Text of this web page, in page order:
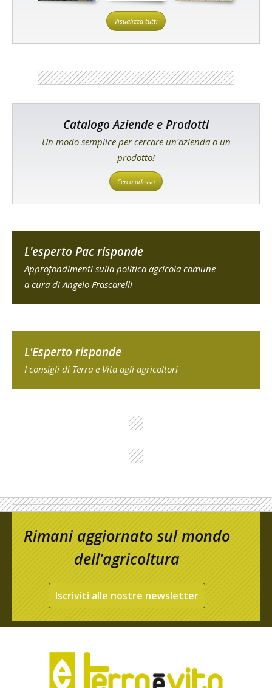
Visualizza tutti
Catalogo Aziende e Prodotti
Un modo semplice per cercare un'azienda o un
prodotto!
Cerca adesso
L'esperto Pac risponde
Approfondimenti sulla politica agricola comune
a cura di Angelo Frascarelli
L'Esperto risponde
I consigli di Terra e Vita agli agricoltori
Rimani aggiornato sul mondo
dell’agricoltura
Iscriviti alle nostre newsletter